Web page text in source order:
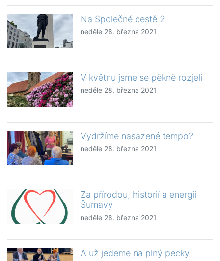
Na Společné cestě 2
neděle 28. března 2021
V květnu jsme se pěkně rozjeli
neděle 28. března 2021
Vydržíme nasazené tempo?
neděle 28. března 2021
Za přírodou, historií a energií
Šumavy
neděle 28. března 2021
A už jedeme na plný pecky